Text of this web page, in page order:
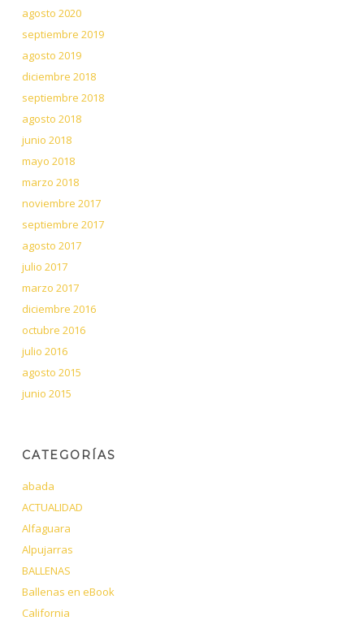
agosto 2020
septiembre 2019
agosto 2019
diciembre 2018
septiembre 2018
agosto 2018
junio 2018
mayo 2018
marzo 2018
noviembre 2017
septiembre 2017
agosto 2017
julio 2017
marzo 2017
diciembre 2016
octubre 2016
julio 2016
agosto 2015
junio 2015
CATEGORÍAS
abada
ACTUALIDAD
Alfaguara
Alpujarras
BALLENAS
Ballenas en eBook
California